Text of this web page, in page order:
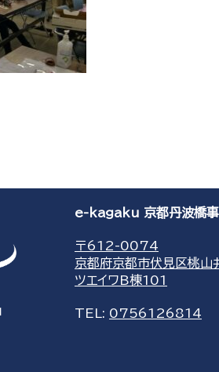
e-kagaku 京都丹波橋事
〒612-0074
京都府京都市伏見区桃山
ツエイワB棟101
TEL: 0756126814